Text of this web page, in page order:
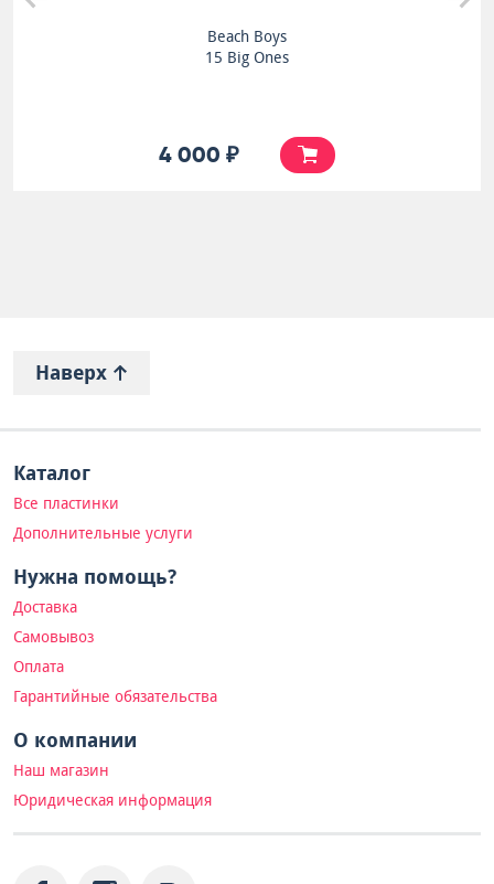
Beach Boys
15 Big Ones
4 000 ₽
Наверх
Каталог
Все пластинки
Дополнительные услуги
Нужна помощь?
Доставка
Самовывоз
Оплата
Гарантийные обязательства
О компании
Наш магазин
Юридическая информация